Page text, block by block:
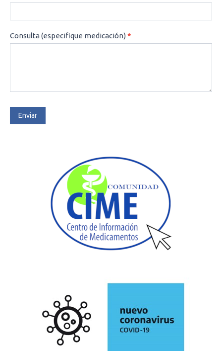
Consulta (especifique medicación)*
Enviar